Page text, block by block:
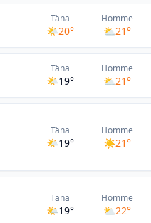
Täna
🌤20°
Homme
⛅21°
Täna
🌤19°
Homme
⛅21°
Täna
🌤19°
Homme
☀️21°
Täna
🌤19°
Homme
⛅22°